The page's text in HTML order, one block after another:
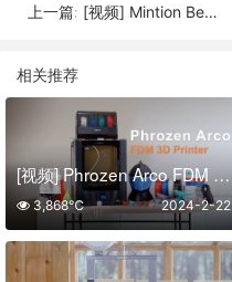
上一篇: [视频] Mintion Beagle Camera V2 升级版3D打印机相机 专为3D打印机设计
相关推荐
[视频] Phrozen Arco FDM 3D打印机：打印更大、更快、更多颜色
2024-2-22
3,868℃